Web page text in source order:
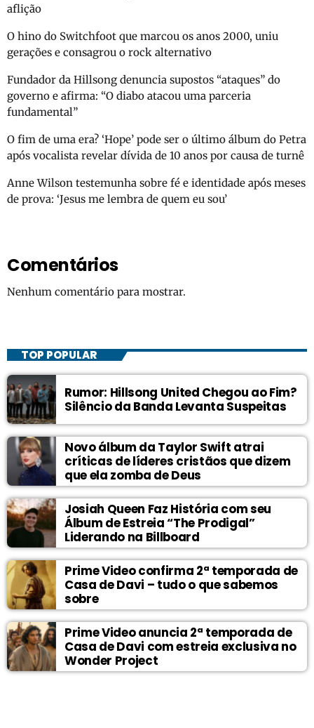
aflição
O hino do Switchfoot que marcou os anos 2000, uniu
gerações e consagrou o rock alternativo
Fundador da Hillsong denuncia supostos “ataques” do
governo e afirma: “O diabo atacou uma parceria
fundamental”
O fim de uma era? ‘Hope’ pode ser o último álbum do Petra
após vocalista revelar dívida de 10 anos por causa de turnê
Anne Wilson testemunha sobre fé e identidade após meses
de prova: ‘Jesus me lembra de quem eu sou’
Comentários
Nenhum comentário para mostrar.
TOP POPULAR
Rumor: Hillsong United Chegou ao Fim?
Silêncio da Banda Levanta Suspeitas
Novo álbum da Taylor Swift atrai
críticas de líderes cristãos que dizem
que ela zomba de Deus
Josiah Queen Faz História com seu
Álbum de Estreia “The Prodigal”
Liderando na Billboard
Prime Video confirma 2ª temporada de
Casa de Davi – tudo o que sabemos
sobre
Prime Video anuncia 2ª temporada de
Casa de Davi com estreia exclusiva no
Wonder Project